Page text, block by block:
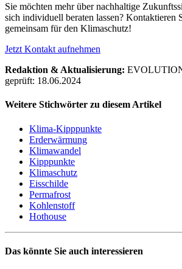
Sie möchten mehr über nachhaltige
sich individuell beraten lassen? Kontaktieren
gemeinsam für den Klimaschutz!
Jetzt Kontakt aufnehmen
Redaktion & Aktualisierung:
geprüft: 18.06.2024
Weitere Stichwörter zu diesem Artikel
Klima-Kipppunkte
Erderwärmung
Klimawandel
Kipppunkte
Klimaschutz
Eisschilde
Permafrost
Kohlenstoff
Hothouse
Das könnte Sie auch interessieren